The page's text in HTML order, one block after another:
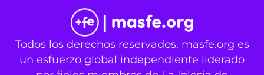
Todos los derechos reservados. masfe.org es
un esfuerzo global independiente liderado